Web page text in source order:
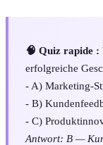
🧠 Quiz rapide :
erfolgreiche
- A) Marketing-
- B)
- C)
Antwort: B —